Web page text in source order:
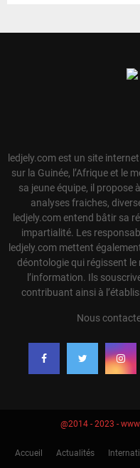
ledjely.com est un site
sur la Guinée, l’Afrique et le
sa jeune équipe, il propose
analyses fraiches,
ledjely.com entend bâtir sa
impartialité. Les
ledjely.com mettent
déontologie qui régissent
l’information. Ils
contribuant ainsi à
Nous
@2014 - 2023 -
Accueil Actualités